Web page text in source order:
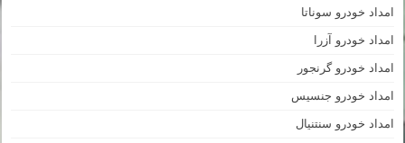
امداد خودرو سوناتا
امداد خودرو آزرا
امداد خودرو گرنجور
امداد خودرو جنسیس
امداد خودرو سنتنیال